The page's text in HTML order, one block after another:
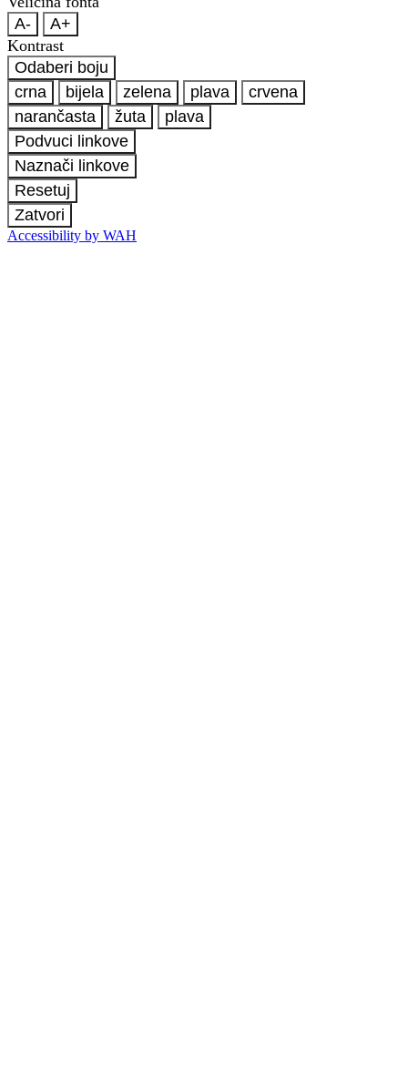
A-
A+
Kontrast
Odaberi boju
crna
bijela zelena plava
crvena
narančasta
žuta
plava
Podvuci linkove
Naznači linkove
Resetuj
Zatvori
Accessibility by WAH